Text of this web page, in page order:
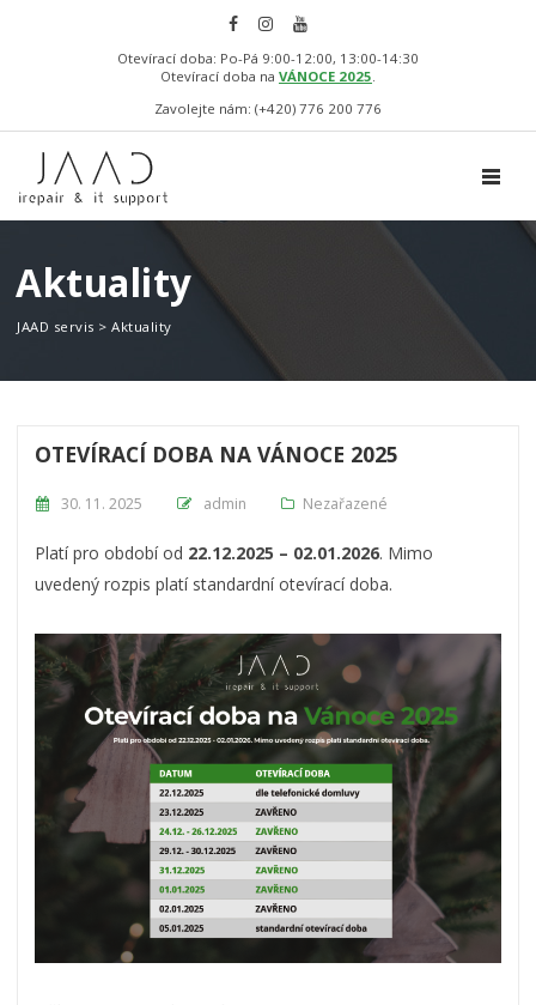
Otevírací doba: Po-Pá 9:00-12:00, 13:00-14:30
Otevírací doba na VÁNOCE 2025
Zavolejte nám: (+420) 776 200 776
Aktuality
JAAD servis > Aktuality
OTEVÍRACÍ DOBA NA VÁNOCE 2025
Posted on
30. 11. 2025 admin Nezařazené
Platí pro období od 22.12.2025 – 02.01.2026. Mimo
uvedený rozpis platí standardní otevírací doba.